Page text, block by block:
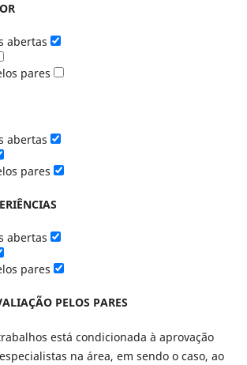
abertas
pares
abertas
pares
abertas
pares
PELOS PARES
está condicionada à aprovação
na área, em sendo o caso, ao